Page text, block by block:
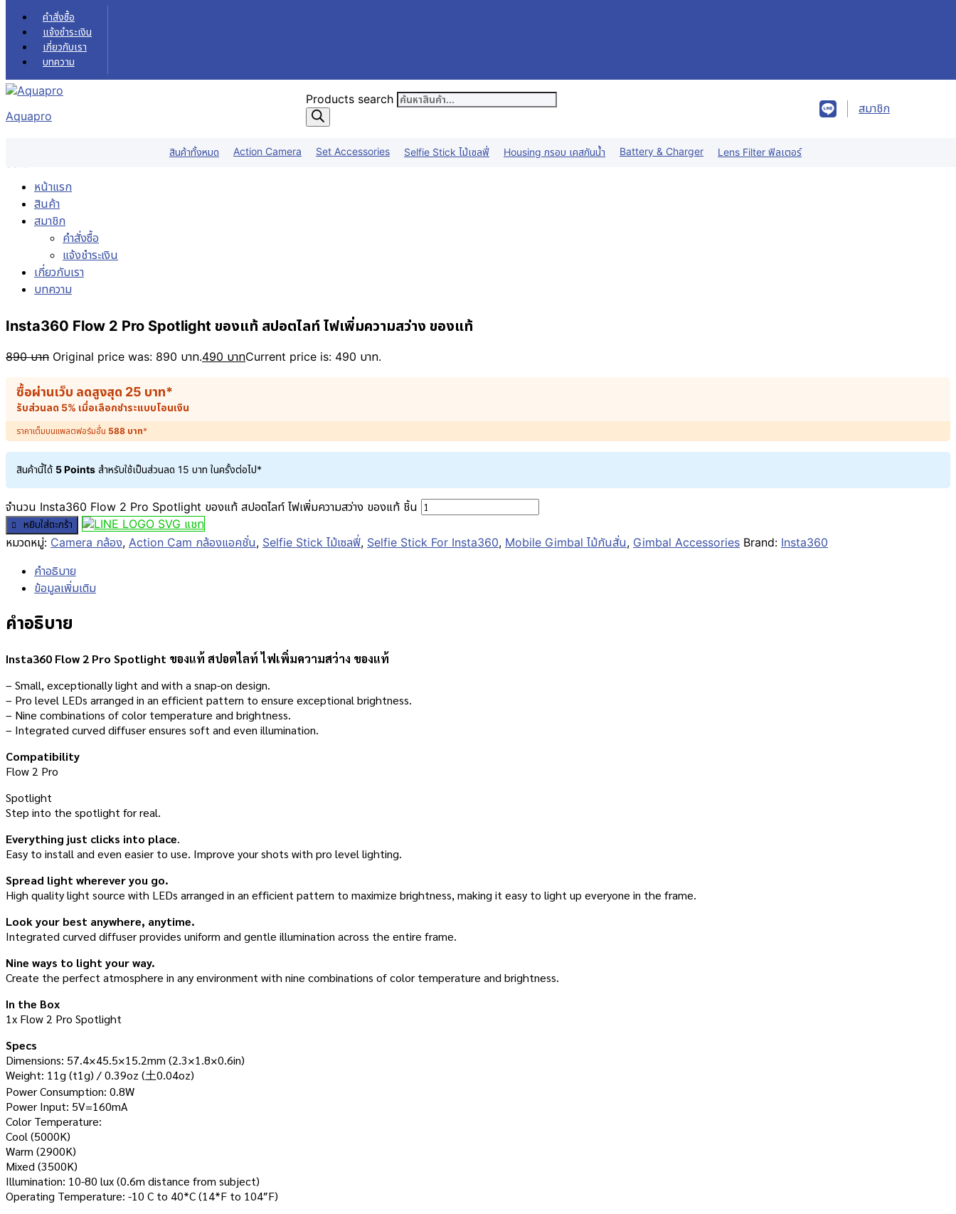
Skip to content
คำสั่งซื้อ
แจ้งชำระเงิน
เกี่ยวกับเรา
บทความ
Aquapro
Products search
สมาชิก
สินค้าทั้งหมด Action Camera Set Accessories Selfie Stick ไม้เซลฟี่ Housing กรอบ เคสกันน้ำ Battery & Charger Lens Filter ฟิลเตอร์
หน้าแรก
สินค้า
สมาชิก
คำสั่งซื้อ
แจ้งชำระเงิน
เกี่ยวกับเรา
บทความ
Insta360 Flow 2 Pro Spotlight ของแท้ สปอตไลท์ ไฟเพิ่มความสว่าง ของแท้
890บาท Original price was: 890 บาท.490 บาทCurrent price is: 490 บาท.
ซื้อผ่านเว็บ ลดสูงสุด 25 บาท*
รับส่วนลด 5% เมื่อเลือกชำระแบบโอนเงิน
ราคาเต็มบนแพลตฟอร์มอื่น 588 บาท*
สินค้านี้ได้ 5 Points สำหรับใช้เป็นส่วนลด 15 บาท ในครั้งต่อไป*
จำนวน Insta360 Flow 2 Pro Spotlight ของแท้ สปอตไลท์ ไฟเพิ่มความสว่าง ของแท้ ชิ้น
หยิบใส่ตะกร้า
แชท
หมวดหมู่: Camera กล้อง, Action Cam กล้องแอคชั่น, Selfie Stick ไม้เซลฟี่, Selfie Stick For Insta360, Mobile Gimbal ไม้กันสั่น, Gimbal Accessories Brand: Insta360
คำอธิบาย
ข้อมูลเพิ่มเติม
คำอธิบาย
Insta360 Flow 2 Pro Spotlight ของแท้ สปอตไลท์ ไฟเพิ่มความสว่าง ของแท้
– Small, exceptionally light and with a snap-on design.
– Pro level LEDs arranged in an efficient pattern to ensure exceptional brightness.
– Nine combinations of color temperature and brightness.
– Integrated curved diffuser ensures soft and even illumination.
Compatibility
Flow 2 Pro
Spotlight
Step into the spotlight for real.
Everything just clicks into place.
Easy to install and even easier to use. Improve your shots with pro level lighting.
Spread light wherever you go.
High quality light source with LEDs arranged in an efficient pattern to maximize brightness, making it easy to light up everyone in the frame.
Look your best anywhere, anytime.
Integrated curved diffuser provides uniform and gentle illumination across the entire frame.
Nine ways to light your way.
Create the perfect atmosphere in any environment with nine combinations of color temperature and brightness.
In the Box
1x Flow 2 Pro Spotlight
Specs
Dimensions: 57.4×45.5×15.2mm (2.3×1.8×0.6in)
Weight: 11g (t1g) / 0.39oz (土0.04oz)
Power Consumption: 0.8W
Power Input: 5V=160mA
Color Temperature:
Cool (5000K)
Warm (2900K)
Mixed (3500K)
Illumination: 10-80 lux (0.6m distance from subject)
Operating Temperature: -10 C to 40*C (14*F to 104″F)